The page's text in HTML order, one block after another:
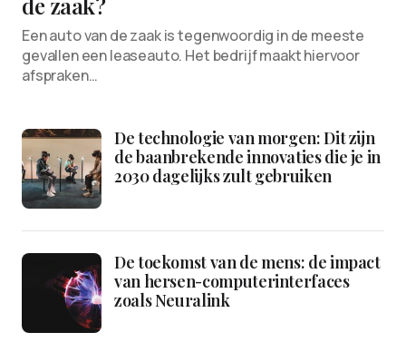
Een auto van de zaak is tegenwoordig in de meeste
gevallen een leaseauto. Het bedrijf maakt hiervoor
afspraken…
De technologie van morgen: Dit zijn
de baanbrekende innovaties die je in
2030 dagelijks zult gebruiken
De toekomst van de mens: de impact
van hersen-computerinterfaces
zoals Neuralink